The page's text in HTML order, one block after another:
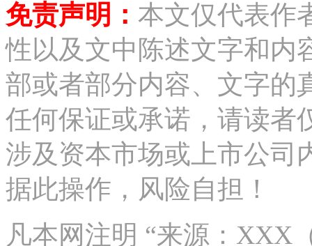
免责声明： 本文仅代表作
性以及文中陈述文字和内
部或者部分内容、文字的
任何保证或承诺，请读者
涉及资本市场或上市公司
据此操作，风险自担！
凡本网注明 “来源：XXX